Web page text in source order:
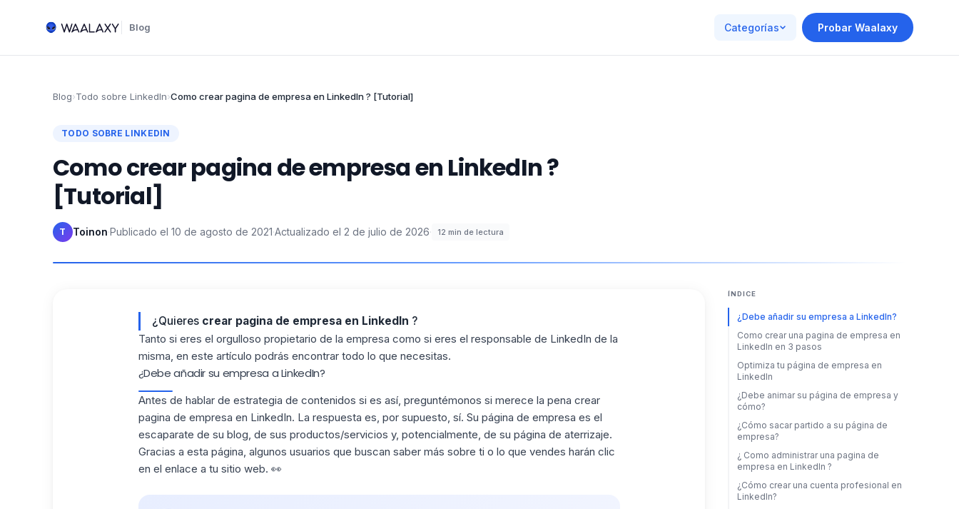
Blog Categorías Probar Waalaxy
Blog›Todo sobre LinkedIn›Como crear pagina de empresa en LinkedIn ? [Tutorial]
TODO SOBRE LINKEDIN
Como crear pagina de empresa en LinkedIn ?
[Tutorial]
T Toinon·Publicado el 10 de agosto de 2021·Actualizado el 2 de julio de 2026· 12 min de lectura
¿Quieres crear pagina de empresa en LinkedIn ?
Tanto si eres el orgulloso propietario de la empresa como si eres el responsable de LinkedIn de la
misma, en este artículo podrás encontrar todo lo que necesitas.
¿Debe añadir su empresa a LinkedIn?
Antes de hablar de estrategia de contenidos si es así, preguntémonos si merece la pena crear
pagina de empresa en LinkedIn. La respuesta es, por supuesto, sí. Su página de empresa es el
escaparate de su blog, de sus productos/servicios y, potencialmente, de su página de aterrizaje.
Gracias a esta página, algunos usuarios que buscan saber más sobre ti o lo que vendes harán clic
en el enlace a tu sitio web. 👀
ÍNDICE
¿Debe añadir su empresa a LinkedIn?
Como crear una pagina de empresa en
LinkedIn en 3 pasos
Optimiza tu página de empresa en
LinkedIn
¿Debe animar su página de empresa y
cómo?
¿Cómo sacar partido a su página de
empresa?
¿ Como administrar una pagina de
empresa en LinkedIn ?
¿Cómo crear una cuenta profesional en
LinkedIn?